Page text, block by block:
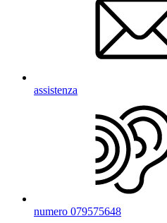
assistenza
numero 079575648